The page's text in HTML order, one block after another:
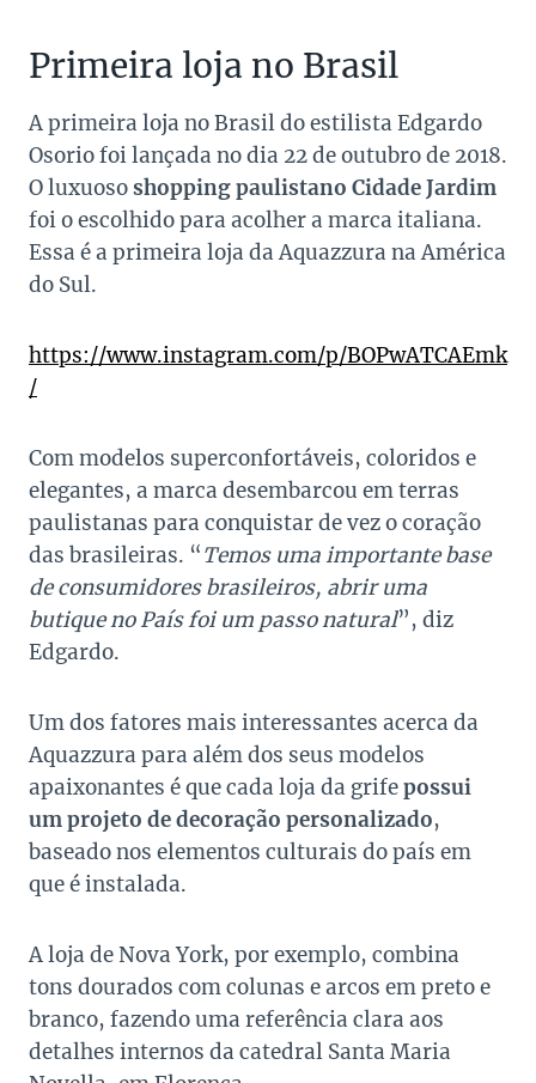
Primeira loja no Brasil
A primeira loja no Brasil do estilista Edgardo
Osorio foi lançada no dia 22 de outubro de 2018.
O luxuososhopping paulistano Cidade Jardim
foi o escolhido para acolher a marca italiana.
Essa é a primeira loja da Aquazzura na América
do Sul.
https://www.instagram.com/p/BOPwATCAEmk
/
Com modelos superconfortáveis, coloridos e
elegantes, a marca desembarcou em terras
paulistanas para conquistar de vez o coração
das brasileiras. “Temos uma importante base
de consumidores brasileiros, abrir uma
butique no País foi um passo natural”, diz
Edgardo.
Um dos fatores mais interessantes acerca da
Aquazzura para além dos seus modelos
apaixonantes é que cada loja da grifepossui
um projeto de decoração personalizado,
baseado nos elementos culturais do país em
que é instalada.
A loja de Nova York, por exemplo, combina
tons dourados com colunas e arcos em preto e
branco, fazendo uma referência clara aos
detalhes internos da catedral Santa Maria